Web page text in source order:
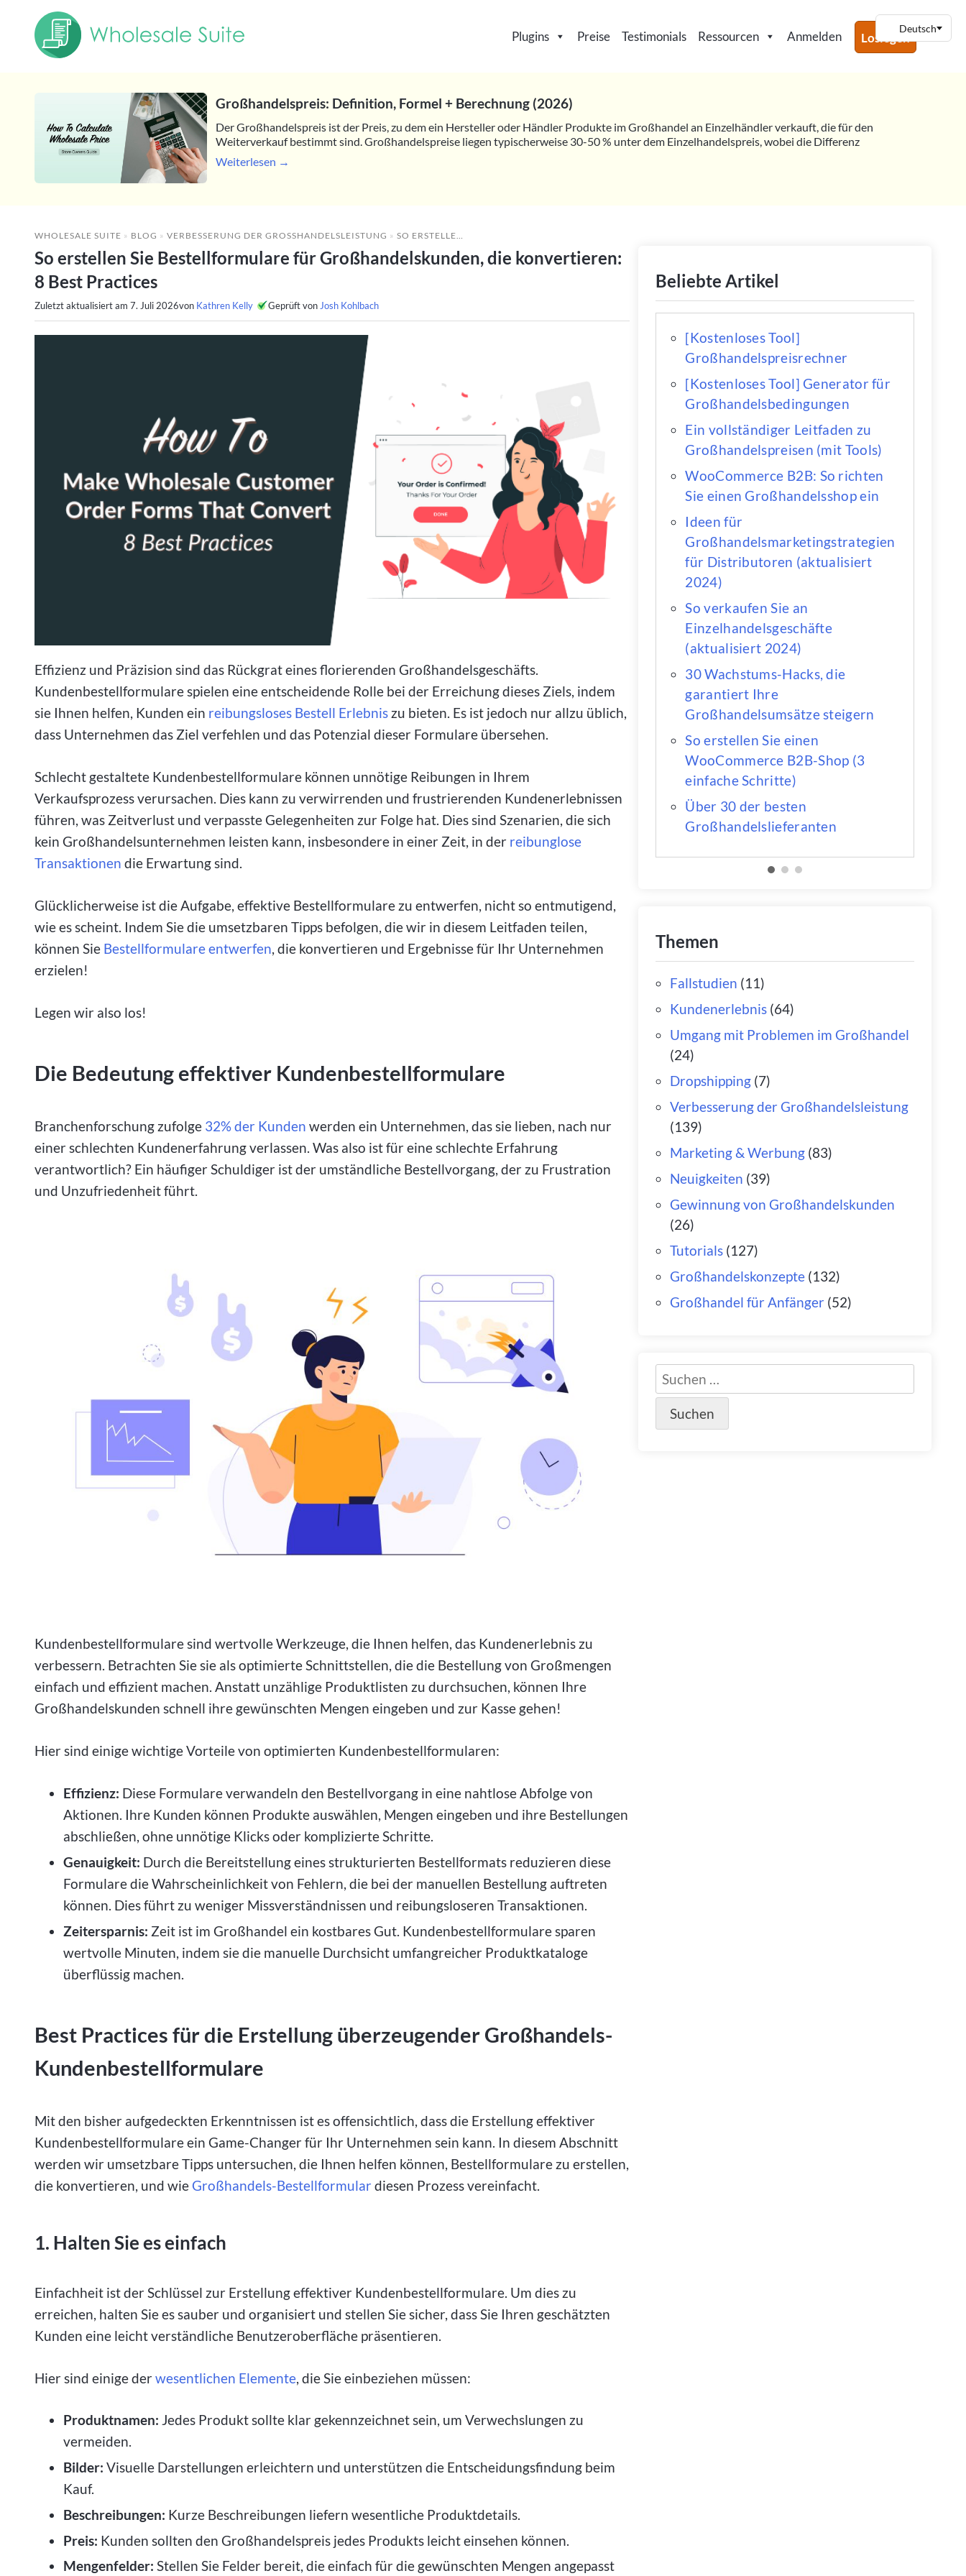
Plugins Preise Testimonials Ressourcen Anmelden Loslegen
Großhandelspreis: Definition, Formel + Berechnung (2026)
Der Großhandelspreis ist der Preis, zu dem ein Hersteller oder Händler Produkte im Großhandel an Einzelhändler verkauft, die für den
Weiterverkauf bestimmt sind. Großhandelspreise liegen typischerweise 30-50 % unter dem Einzelhandelspreis, wobei die Differenz
Weiterlesen →
WHOLESALE SUITE » BLOG » VERBESSERUNG DER GROSSHANDELSLEISTUNG » SO ERSTELLEN SIE BESTELLFORMULARE FÜR GROSSHANDELSKUNDEN, DIE KONVERTIEREN: 8 BEST PRACTICES
So erstellen Sie Bestellformulare für Großhandelskunden, die konvertieren:
8 Best Practices
Zuletzt aktualisiert am 7. Juli 2026von Kathren Kelly Geprüft von Josh Kohlbach
Effizienz und Präzision sind das Rückgrat eines florierenden Großhandelsgeschäfts.
Kundenbestellformulare spielen eine entscheidende Rolle bei der Erreichung dieses Ziels, indem
sie Ihnen helfen, Kunden ein reibungsloses Bestell Erlebnis zu bieten. Es ist jedoch nur allzu üblich,
dass Unternehmen das Ziel verfehlen und das Potenzial dieser Formulare übersehen.
Schlecht gestaltete Kundenbestellformulare können unnötige Reibungen in Ihrem
Verkaufsprozess verursachen. Dies kann zu verwirrenden und frustrierenden Kundenerlebnissen
führen, was Zeitverlust und verpasste Gelegenheiten zur Folge hat. Dies sind Szenarien, die sich
kein Großhandelsunternehmen leisten kann, insbesondere in einer Zeit, in der reibunglose
Transaktionen die Erwartung sind.
Glücklicherweise ist die Aufgabe, effektive Bestellformulare zu entwerfen, nicht so entmutigend,
wie es scheint. Indem Sie die umsetzbaren Tipps befolgen, die wir in diesem Leitfaden teilen,
können Sie Bestellformulare entwerfen, die konvertieren und Ergebnisse für Ihr Unternehmen
erzielen!
Legen wir also los!
Die Bedeutung effektiver Kundenbestellformulare
Branchenforschung zufolge 32% der Kunden werden ein Unternehmen, das sie lieben, nach nur
einer schlechten Kundenerfahrung verlassen. Was also ist für eine schlechte Erfahrung
verantwortlich? Ein häufiger Schuldiger ist der umständliche Bestellvorgang, der zu Frustration
und Unzufriedenheit führt.
Kundenbestellformulare sind wertvolle Werkzeuge, die Ihnen helfen, das Kundenerlebnis zu
verbessern. Betrachten Sie sie als optimierte Schnittstellen, die die Bestellung von Großmengen
einfach und effizient machen. Anstatt unzählige Produktlisten zu durchsuchen, können Ihre
Großhandelskunden schnell ihre gewünschten Mengen eingeben und zur Kasse gehen!
Hier sind einige wichtige Vorteile von optimierten Kundenbestellformularen:
Effizienz: Diese Formulare verwandeln den Bestellvorgang in eine nahtlose Abfolge von
Aktionen. Ihre Kunden können Produkte auswählen, Mengen eingeben und ihre Bestellungen
abschließen, ohne unnötige Klicks oder komplizierte Schritte.
Genauigkeit: Durch die Bereitstellung eines strukturierten Bestellformats reduzieren diese
Formulare die Wahrscheinlichkeit von Fehlern, die bei der manuellen Bestellung auftreten
können. Dies führt zu weniger Missverständnissen und reibungsloseren Transaktionen.
Zeitersparnis: Zeit ist im Großhandel ein kostbares Gut. Kundenbestellformulare sparen
wertvolle Minuten, indem sie die manuelle Durchsicht umfangreicher Produktkataloge
überflüssig machen.
Best Practices für die Erstellung überzeugender Großhandels-
Kundenbestellformulare
Mit den bisher aufgedeckten Erkenntnissen ist es offensichtlich, dass die Erstellung effektiver
Kundenbestellformulare ein Game-Changer für Ihr Unternehmen sein kann. In diesem Abschnitt
werden wir umsetzbare Tipps untersuchen, die Ihnen helfen können, Bestellformulare zu erstellen,
die konvertieren, und wie Großhandels-Bestellformulardiesen Prozess vereinfacht.
1. Halten Sie es einfach
Einfachheit ist der Schlüssel zur Erstellung effektiver Kundenbestellformulare. Um dies zu
erreichen, halten Sie es sauber und organisiert und stellen Sie sicher, dass Sie Ihren geschätzten
Kunden eine leicht verständliche Benutzeroberfläche präsentieren.
Hier sind einige derwesentlichen Elemente , die Sie einbeziehen müssen:
Produktnamen: Jedes Produkt sollte klar gekennzeichnet sein, um Verwechslungen zu
vermeiden.
Bilder: Visuelle Darstellungen erleichtern und unterstützen die Entscheidungsfindung beim
Kauf.
Beschreibungen: Kurze Beschreibungen liefern wesentliche Produktdetails.
Preis: Kunden sollten den Großhandelspreis jedes Produkts leicht einsehen können.
Mengenfelder: Stellen Sie Felder bereit, die einfach für die gewünschten Mengen angepasst
Beliebte Artikel
[Kostenloses Tool]
Großhandelspreisrechner
[Kostenloses Tool] Generator für
Großhandelsbedingungen
Ein vollständiger Leitfaden zu
Großhandelspreisen (mit Tools)
WooCommerce B2B: So richten
Sie einen Großhandelsshop ein
Ideen für
Großhandelsmarketingstrategien
für Distributoren (aktualisiert
2024)
So verkaufen Sie an
Einzelhandelsgeschäfte
(aktualisiert 2024)
30 Wachstums-Hacks, die
garantiert Ihre
Großhandelsumsätze steigern
So erstellen Sie einen
WooCommerce B2B-Shop (3
einfache Schritte)
Über 30 der besten
Großhandelslieferanten
Themen
Fallstudien (11)
Kundenerlebnis (64)
Umgang mit Problemen im Großhandel
(24)
Dropshipping (7)
Verbesserung der Großhandelsleistung
(139)
Marketing & Werbung (83)
Neuigkeiten (39)
Gewinnung von Großhandelskunden
(26)
Tutorials (127)
Großhandelskonzepte (132)
Großhandel für Anfänger (52)